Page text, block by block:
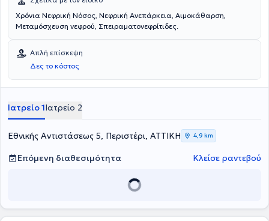
Χρόνια Νεφρική Νόσος, Νεφρική Ανεπάρκεια, Αιμοκάθαρση,
Μεταμόσχευση νεφρού, Σπειραματονεφρίτιδες.
Απλή επίσκεψη
Δες το κόστος
Ιατρείο 1Ιατρείο 2
Εθνικής Αντιστάσεως 5, Περιστέρι, ΑΤΤΙΚΗ 4,9 km
Επόμενη διαθεσιμότητα Κλείσε ραντεβού